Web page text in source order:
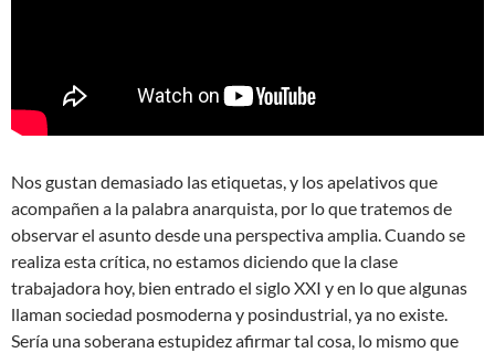
Nos gustan demasiado las etiquetas, y los apelativos que
acompañen a la palabra anarquista, por lo que tratemos de
observar el asunto desde una perspectiva amplia. Cuando se
realiza esta crítica, no estamos diciendo que la clase
trabajadora hoy, bien entrado el siglo XXI y en lo que algunas
llaman sociedad posmoderna y posindustrial, ya no existe.
Sería una soberana estupidez afirmar tal cosa, lo mismo que